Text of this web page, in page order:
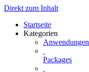
Direkt zum Inhalt
Startseite
Kategorien
Anwendungen
Packages